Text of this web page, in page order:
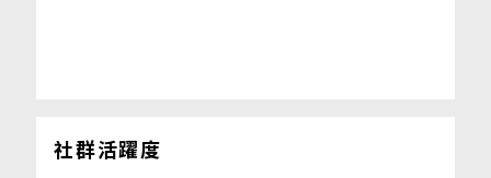
社群活躍度